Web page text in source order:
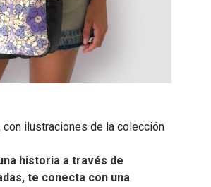
con ilustraciones de la colección
historia a través de
te conecta con una